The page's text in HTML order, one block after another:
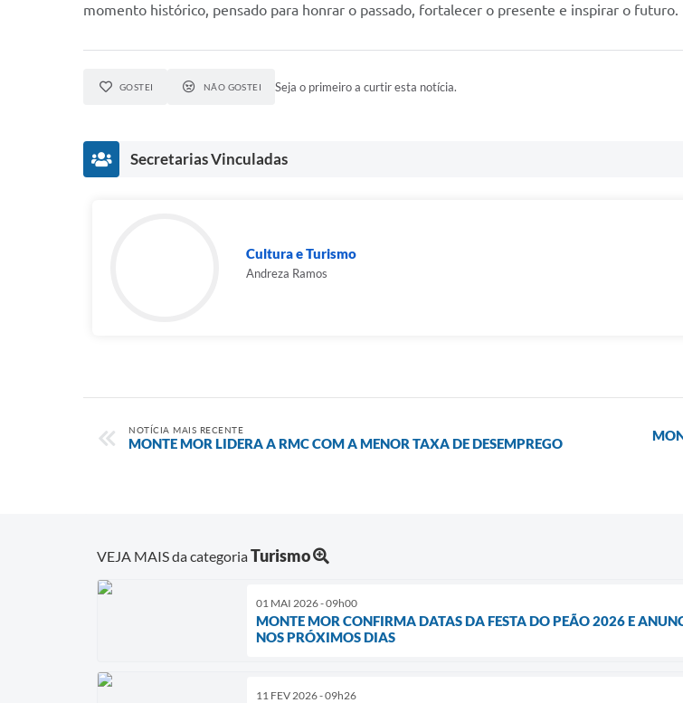
momento histórico, pensado para honrar o passado, fortalecer o presente e inspirar o futuro.
GOSTEI NÃO GOSTEI Seja o primeiro a curtir esta notícia.
Secretarias Vinculadas
Cultura e Turismo
Andreza Ramos
NOTÍCIA MAIS RECENTE
MONTE MOR LIDERA A RMC COM A MENOR TAXA DE DESEMPREGO
VEJA MAIS da categoriaTurismo
01 MAI 2026 - 09h00
MONTE MOR CONFIRMA DATAS DA FESTA DO PEÃO 2026 E
NOS PRÓXIMOS DIAS
11 FEV 2026 - 09h26